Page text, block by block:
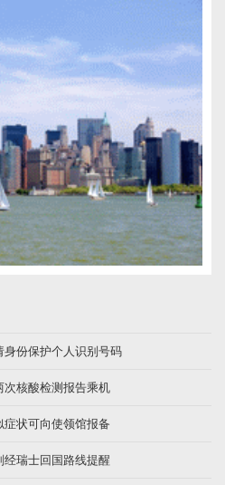
份保护个人识别号码
次核酸检测报告乘机
状可向使领馆报备
瑞士回国路线提醒